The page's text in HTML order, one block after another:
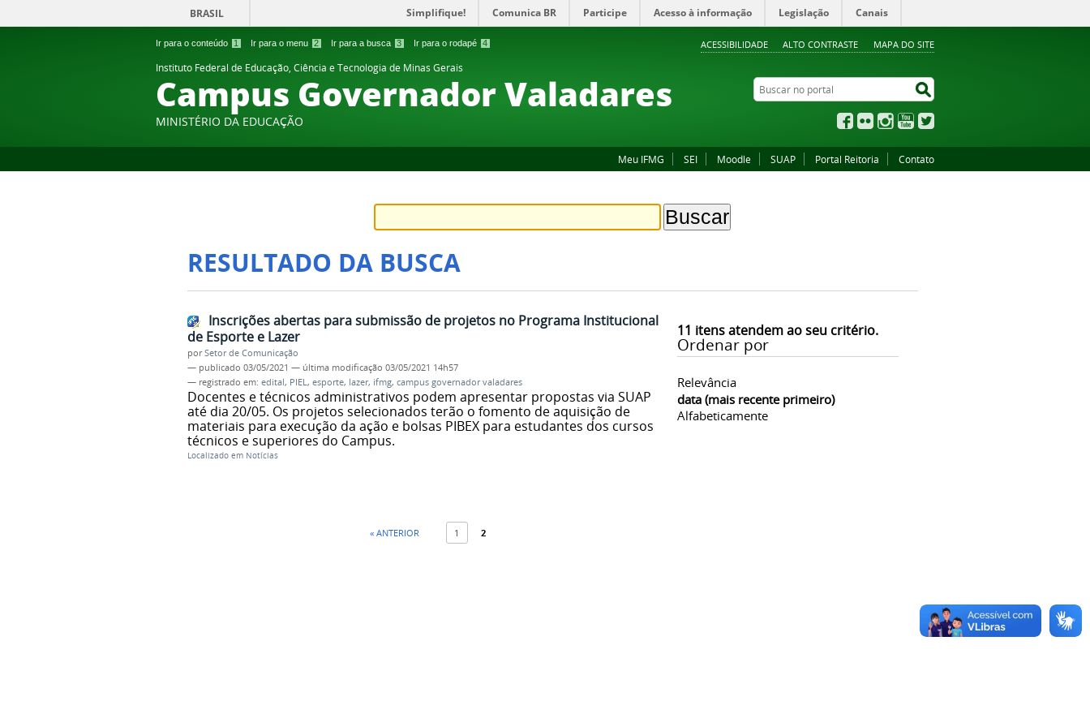
Ir para o conteúdo 1 Ir para o menu 2 Ir para a busca 3 Ir para o rodapé 4 ACESSIBILIDADE ALTO CONTRASTE MAPA DO SITE
BRASIL Simplifique! Comunica BR Participe Acesso à informação Legislação Canais
Instituto Federal de Educação, Ciência e Tecnologia de Minas Gerais
Campus Governador Valadares
MINISTÉRIO DA EDUCAÇÃO
Buscar no portal
Facebook
Flickr InstagramYouTube
Meu IFMG SEI Moodle SUAP Portal Reitoria Contato
RESULTADO DA BUSCA
11 itens atendem ao seu critério.
Ordenar por
Relevância
data (mais recente primeiro)
Alfabeticamente
Inscrições abertas para submissão de projetos no Programa Institucional
de Esporte e Lazer
porSetor de Comunicação
— publicado 03/05/2021 — última modificação 03/05/2021 14h57
— registrado em: edital, PIEL, esporte, lazer, ifmg, campus governador valadares
Docentes e técnicos administrativos podem apresentar propostas via SUAP
até dia 20/05. Os projetos selecionados terão o fomento de aquisição de
materiais para execução da ação e bolsas PIBEX para estudantes dos cursos
técnicos e superiores do Campus.
Localizado em Notícias
« ANTERIOR 1 2